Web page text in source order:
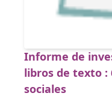
Informe de
libros de texto :
sociales